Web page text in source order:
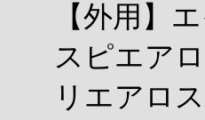
【外用】
スピエア
リエアロ